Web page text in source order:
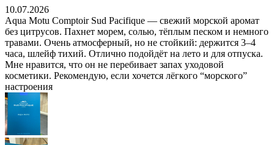
10.07.2026
Aqua Motu Comptoir Sud Pacifique — свежий морской аромат
без цитрусов. Пахнет морем, солью, тёплым песком и немного
травами. Очень атмосферный, но не стойкий: держится 3–4
часа, шлейф тихий. Отлично подойдёт на лето и для отпуска.
Мне нравится, что он не перебивает запах уходовой
косметики. Рекомендую, если хочется лёгкого “морского”
настроения